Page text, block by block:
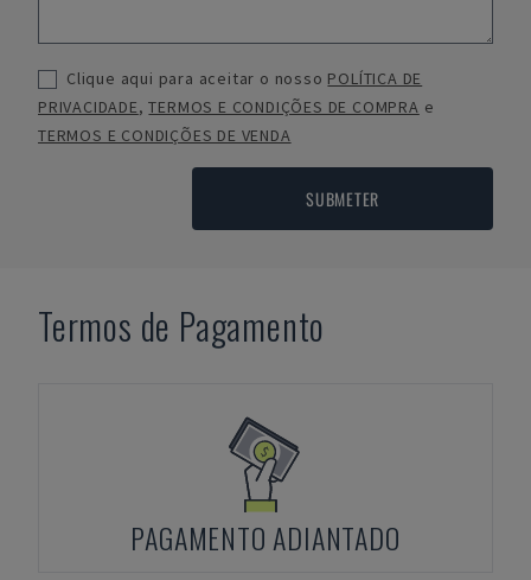
Clique aqui para aceitar o nosso POLÍTICA DE
PRIVACIDADE,TERMOS E CONDIÇÕES DE COMPRA e
TERMOS E CONDIÇÕES DE VENDA
SUBMETER
Termos de Pagamento
PAGAMENTO ADIANTADO